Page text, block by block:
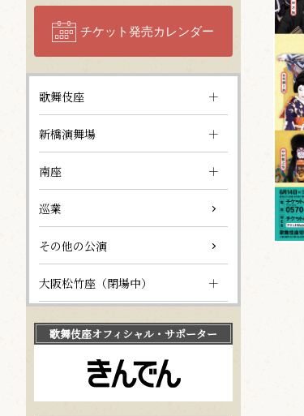
チケット発売カレンダー
歌舞伎座
新橋演舞場
南座
巡業
その他の公演
大阪松竹座（閉場中）
歌舞伎座オフィシャル・サポーター